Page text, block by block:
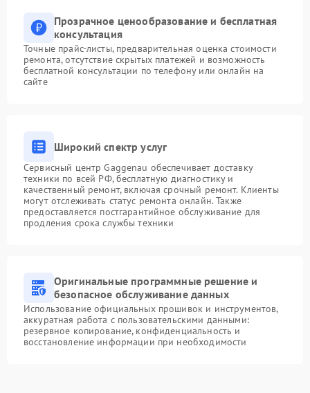
Прозрачное ценообразование и бесплатная
консультация
Точные прайс-листы, предварительная оценка стоимости
ремонта, отсутствие скрытых платежей и возможность
бесплатной консультации по телефону или онлайн на
сайте
Широкий спектр услуг
Сервисный центр Gaggenau обеспечивает доставку
техники по всей РФ, бесплатную диагностику и
качественный ремонт, включая срочный ремонт. Клиенты
могут отслеживать статус ремонта онлайн. Также
предоставляется постгарантийное обслуживание для
продления срока службы техники
Оригинальные программные решение и
безопасное обслуживание данных
Использование официальных прошивок и инструментов,
аккуратная работа с пользовательскими данными:
резервное копирование, конфиденциальность и
восстановление информации при необходимости